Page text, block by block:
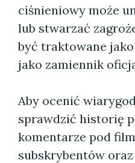
ciśnieniowy może
lub stwarzać
być traktowane
jako zamiennik
Aby ocenić
sprawdzić historię
komentarze pod
subskrybentów